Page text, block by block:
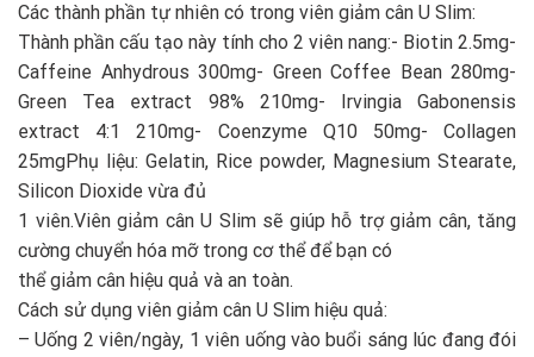
Các thành phần tự nhiên có trong viên giảm cân U Slim:
Thành phần cấu tạo này tính cho 2 viên nang:- Biotin 2.5mg-
Caffeine Anhydrous 300mg- Green Coffee Bean 280mg-
Green Tea extract 98% 210mg- Irvingia Gabonensis
extract 4:1 210mg- Coenzyme Q10 50mg- Collagen
25mgPhụ liệu: Gelatin, Rice powder, Magnesium Stearate,
Silicon Dioxide vừa đủ
1 viên.Viên giảm cân U Slim sẽ giúp hỗ trợ giảm cân, tăng
cường chuyển hóa mỡ trong cơ thể để bạn có
thể giảm cân hiệu quả và an toàn.
Cách sử dụng viên giảm cân U Slim hiệu quả:
– Uống 2 viên/ngày, 1 viên uống vào buổi sáng lúc đang đói